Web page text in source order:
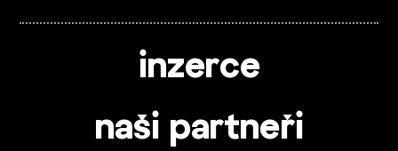
inzerce
naši partneři